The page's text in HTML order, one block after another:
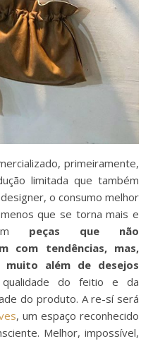
primeiramente,
limitada que também
o consumo melhor
que se torna mais e
peças que não
com tendências, mas,
além de desejos
do feitio e da
do produto. A re-sí será
, um espaço reconhecido
Melhor, impossível,